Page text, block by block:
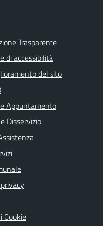
Trasparente
di accessibilità
del sito
Appuntamento
Disservizio
Cookie